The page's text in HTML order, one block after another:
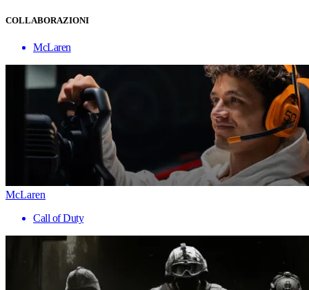
COLLABORAZIONI
McLaren
McLaren
Call of Duty